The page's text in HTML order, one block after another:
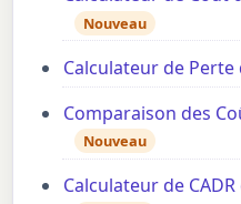
Nouveau
Calculateur de Perte
Comparaison des
Nouveau
Calculateur de